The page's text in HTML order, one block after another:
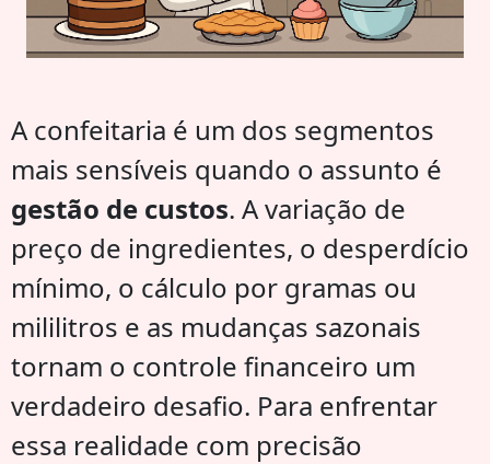
A confeitaria é um dos segmentos
mais sensíveis quando o assunto é
gestão de custos. A variação de
preço de ingredientes, o desperdício
mínimo, o cálculo por gramas ou
mililitros e as mudanças sazonais
tornam o controle financeiro um
verdadeiro desafio. Para enfrentar
essa realidade com precisão